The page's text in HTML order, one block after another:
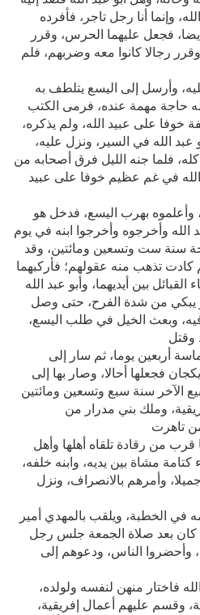
وإنما أنا رجل تاجر، فأفرده
أيضا، فجعل عليهما الحرس، وقرر
رجالا كانوا معه وضربهم، فلم
وأرسل إلى اليسع يتلطف به
حاجة مهمة عنده، فرمى الكتب
خوفا على عبيد الله، ولم يذكره،
عبد الله في السير، ونزل عليه،
فلما جنه الليل فرق أصحابه من
الله في غم عظيم خوفا على عبيد
وأعلموه بهرب اليسع، فدخل هو
الله وأخرجوه وأخرجوا ابنه في يوم
سنة ست وتسعين ومائتين، وقد
تذهب منه عقولهم؛ فأركبهما
بين أيديهما، وأبو عبد الله
يبكي من شدة الفرح، حتى وصل
وبعث الخيل في طلب اليسع،
وقتل
أربعين يوما، ثم سار إلى
فجعلها أحالا، وصار بها إلى
الآخر سنة سبع وتسعين ومائتين
وملك بني مدرار من
تاهرت
من رقادة تلقاه أهلها وأهل
كتامة مشاة بين يديه، وابنه خلفه،
وأمرهم بالانصراف، ونزل
في الخطبة، ويلقب بالمهدي أمير
كان بعد صلاة الجمعة جلس رجل
وأحضروا الناس، ودعوهم إلى
فاختار منهن لنفسه ولولده،
وقسم عليهم أعمال إفريقية،